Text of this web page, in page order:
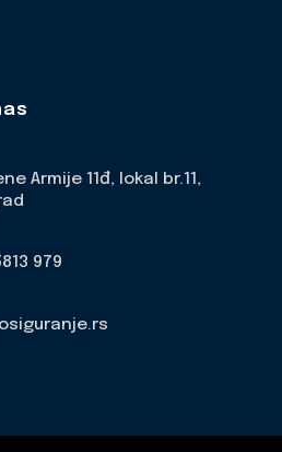
Armije 11đ, lokal br.11,
979